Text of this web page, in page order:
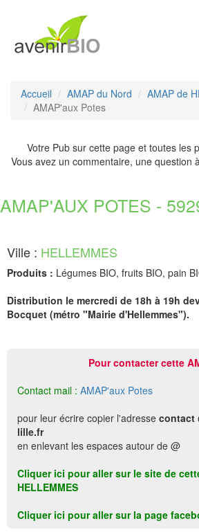
Accueil AMAP du Nord
AMAP de
AMAP'aux Potes
Votre Pub sur cette page et toutes les
Vous avez un commentaire, une question
AMAP'AUX POTES -
Ville : HELLEMMES
Produits : Légumes BIO, fruits BIO, pain
Distribution le mercredi de 18h à 19h
Bocquet (métro "Mairie d'Hellemmes").
Pour contacter cette
Contact mail : AMAP'aux Potes
pour leur écrire copier l'adresse contact
lille.fr
en enlevant les espaces autour de @
Cliquer ici pour aller sur le site de
HELLEMMES
Cliquer ici pour aller sur la page